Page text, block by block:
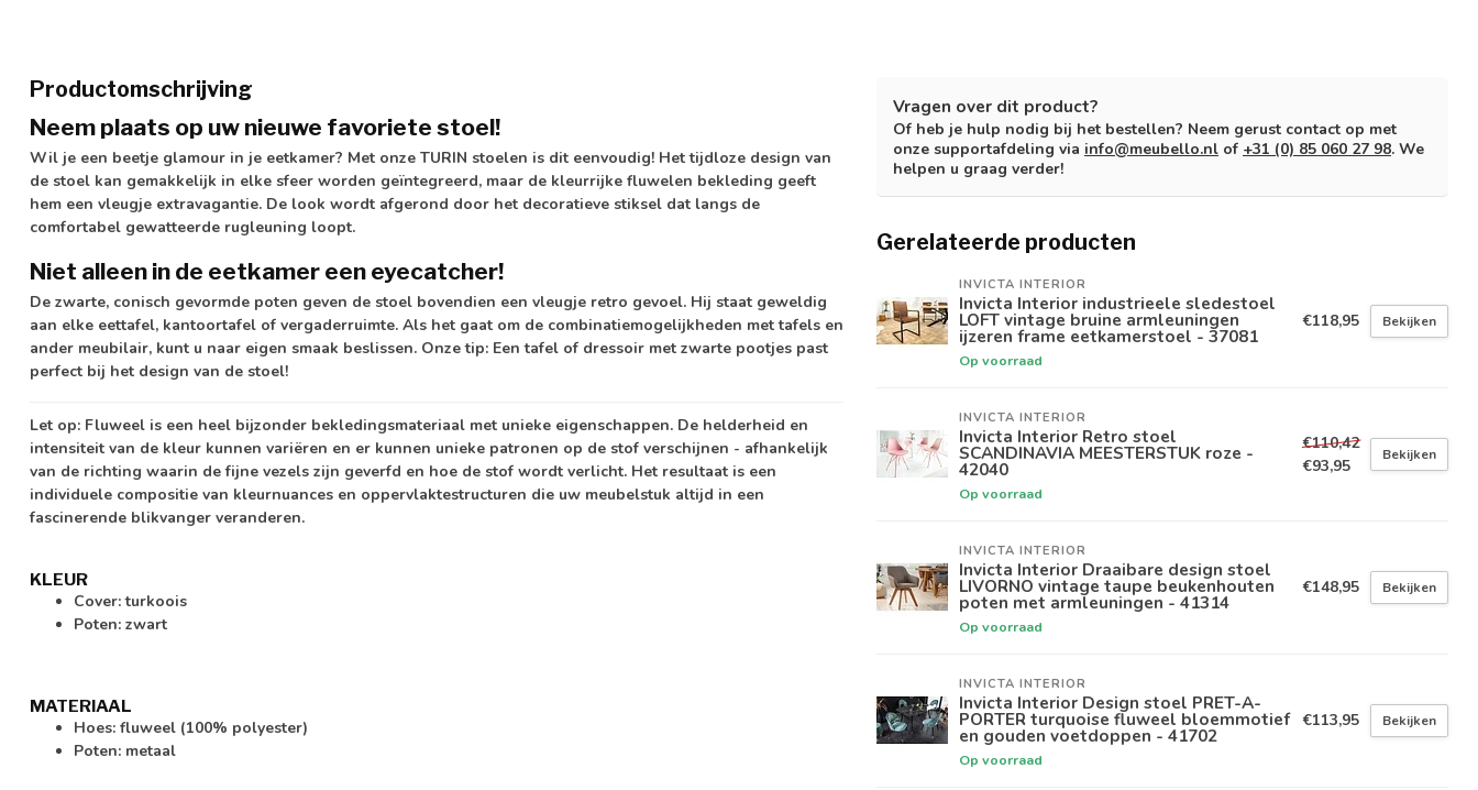
Productomschrijving
Neem plaats op uw nieuwe favoriete stoel!
Wil je een beetje glamour in je eetkamer? Met onze TURIN stoelen is dit eenvoudig! Het tijdloze design van
de stoel kan gemakkelijk in elke sfeer worden geïntegreerd, maar de kleurrijke fluwelen bekleding geeft
hem een vleugje extravagantie. De look wordt afgerond door het decoratieve stiksel dat langs de
comfortabel gewatteerde rugleuning loopt.
Niet alleen in de eetkamer een eyecatcher!
De zwarte, conisch gevormde poten geven de stoel bovendien een vleugje retro gevoel. Hij staat geweldig
aan elke eettafel, kantoortafel of vergaderruimte. Als het gaat om de combinatiemogelijkheden met tafels en
ander meubilair, kunt u naar eigen smaak beslissen. Onze tip: Een tafel of dressoir met zwarte pootjes past
perfect bij het design van de stoel!
Let op: Fluweel is een heel bijzonder bekledingsmateriaal met unieke eigenschappen. De helderheid en
intensiteit van de kleur kunnen variëren en er kunnen unieke patronen op de stof verschijnen - afhankelijk
van de richting waarin de fijne vezels zijn geverfd en hoe de stof wordt verlicht. Het resultaat is een
individuele compositie van kleurnuances en oppervlaktestructuren die uw meubelstuk altijd in een
fascinerende blikvanger veranderen.
KLEUR
Cover: turkoois
Poten: zwart
MATERIAAL
Hoes: fluweel (100% polyester)
Poten: metaal
Vragen over dit product?
Of heb je hulp nodig bij het bestellen? Neem gerust contact op met
onze supportafdeling via info@meubello.nl of +31 (0) 85 060 27 98. We
helpen u graag verder!
Gerelateerde producten
INVICTA INTERIOR
Invicta Interior industrieele sledestoel
LOFT vintage bruine armleuningen
ijzeren frame eetkamerstoel - 37081
Op voorraad
€118,95 Bekijken
INVICTA INTERIOR
Invicta Interior Retro stoel
SCANDINAVIA MEESTERSTUK roze -
42040
Op voorraad
€110,42
€93,95
Bekijken
INVICTA INTERIOR
Invicta Interior Draaibare design stoel
LIVORNO vintage taupe beukenhouten
poten met armleuningen - 41314
Op voorraad
€148,95 Bekijken
INVICTA INTERIOR
Invicta Interior Design stoel PRET-A-
PORTER turquoise fluweel bloemmotief
en gouden voetdoppen - 41702
Op voorraad
€113,95 Bekijken